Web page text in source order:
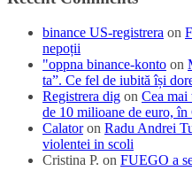
binance US-registrera on
nepoții
"oppna binance-konto on
ta”. Ce fel de iubită își
Registrera dig on Cea mai
de 10 milioane de euro, în
Calatoron Radu Andrei
violentei in scoli
Cristina P. on FUEGO a